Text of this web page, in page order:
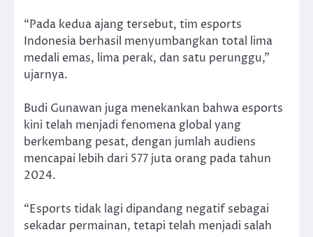
“Pada kedua ajang tersebut, tim esports
Indonesia berhasil menyumbangkan total lima
medali emas, lima perak, dan satu perunggu,”
ujarnya.
Budi Gunawan juga menekankan bahwa esports
kini telah menjadi fenomena global yang
berkembang pesat, dengan jumlah audiens
mencapai lebih dari 577 juta orang pada tahun
2024.
“Esports tidak lagi dipandang negatif sebagai
sekadar permainan, tetapi telah menjadi salah